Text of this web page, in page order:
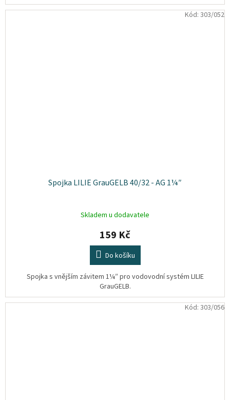
Spojka LILIE GrauGELB 40/32 - AG 1¼″
Skladem u dodavatele
159 Kč
Do košíku
Spojka s vnějším závitem 1¼″ pro vodovodní systém LILIE
GrauGELB.
Kód: 303/052
Kód: 303/056